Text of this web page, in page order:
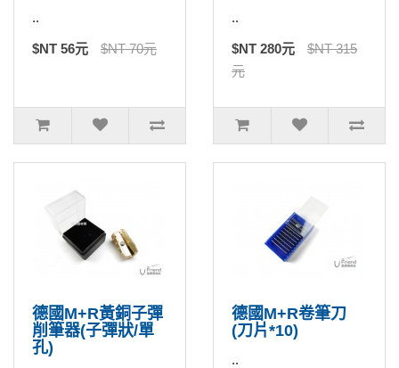
..
$NT 56元 $NT 70元
..
$NT 280元
$NT 315
元
德國M+R黃銅子彈
削筆器(子彈狀/單
孔)
德國M+R卷筆刀
(刀片*10)
..